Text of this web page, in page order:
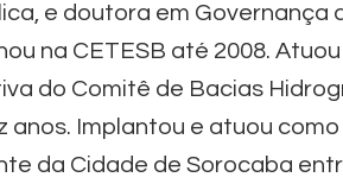
e doutora em Governança
na CETESB até 2008.
do Comitê de Bacias
anos. Implantou e atuou
da Cidade de Sorocaba